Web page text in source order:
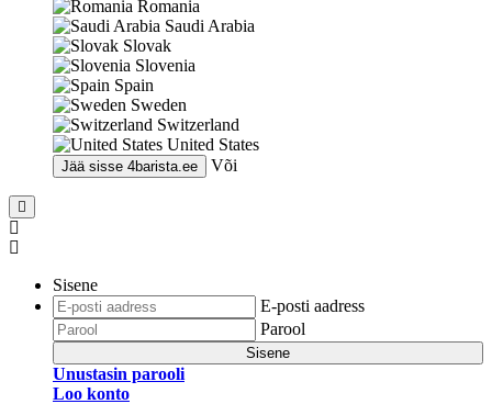
Romania
Saudi Arabia
Slovak
Slovenia
Spain
Sweden
Switzerland
United States
Jää sisse 4barista.ee Või
Sisene
E-posti aadress
Parool
Sisene
Unustasin parooli
Loo konto